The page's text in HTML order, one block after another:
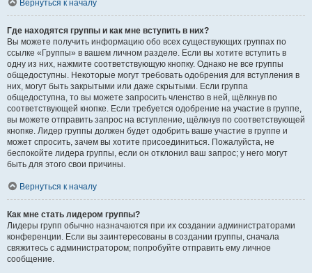
Вернуться к началу
Где находятся группы и как мне вступить в них?
Вы можете получить информацию обо всех существующих группах по
ссылке «Группы» в вашем личном разделе. Если вы хотите вступить в
одну из них, нажмите соответствующую кнопку. Однако не все группы
общедоступны. Некоторые могут требовать одобрения для вступления в
них, могут быть закрытыми или даже скрытыми. Если группа
общедоступна, то вы можете запросить членство в ней, щёлкнув по
соответствующей кнопке. Если требуется одобрение на участие в группе,
вы можете отправить запрос на вступление, щёлкнув по соответствующей
кнопке. Лидер группы должен будет одобрить ваше участие в группе и
может спросить, зачем вы хотите присоединиться. Пожалуйста, не
беспокойте лидера группы, если он отклонил ваш запрос; у него могут
быть для этого свои причины.
Вернуться к началу
Как мне стать лидером группы?
Лидеры групп обычно назначаются при их создании администраторами
конференции. Если вы заинтересованы в создании группы, сначала
свяжитесь с администратором; попробуйте отправить ему личное
сообщение.